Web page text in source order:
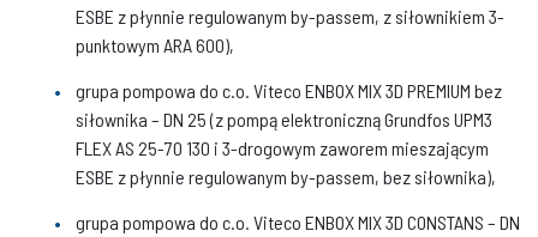
ESBE z płynnie regulowanym by-passem, z siłownikiem 3-
punktowym ARA 600),
grupa pompowa do c.o. Viteco ENBOX MIX 3D PREMIUM bez
siłownika – DN 25 (z pompą elektroniczną Grundfos UPM3
FLEX AS 25-70 130 i 3-drogowym zaworem mieszającym
ESBE z płynnie regulowanym by-passem, bez siłownika),
grupa pompowa do c.o. Viteco ENBOX MIX 3D CONSTANS – DN